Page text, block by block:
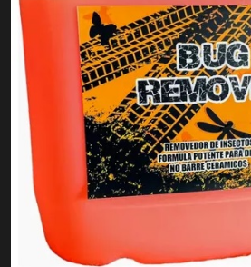
accesorios para
Accesorios y
Audio
Barras
Detailing
Escobillas
Lista de Precios